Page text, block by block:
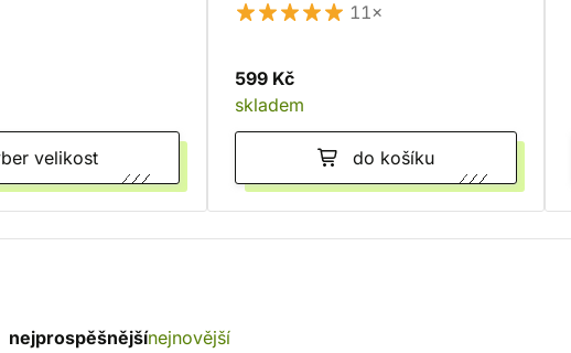
Vyber velikost
11×
599 Kč
skladem
do košíku
nejprospěšnějšínejnovější